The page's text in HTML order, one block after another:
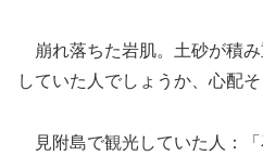
崩れ落ちた岩肌。土砂が積
していた人でしょうか、心配そ
見附島で観光していた人：「